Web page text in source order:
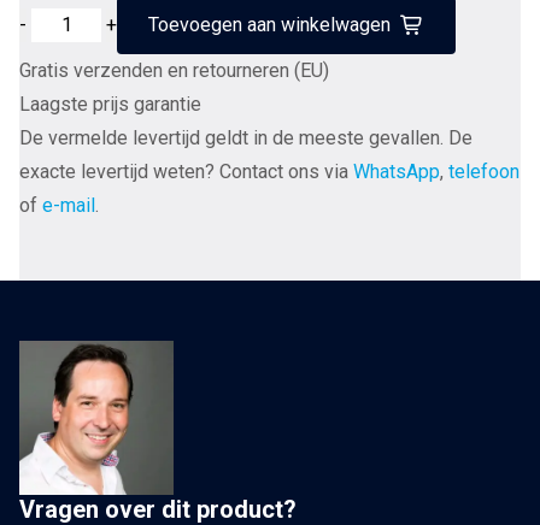
NorStone
tot
- +
Toevoegen aan winkelwagen
Gratis verzenden en retourneren (EU)
Laagste prijs garantie
De vermelde levertijd geldt in de meeste gevallen. De
exacte levertijd weten? Contact ons via WhatsApp, telefoon
of e-mail
Vragen over dit product?